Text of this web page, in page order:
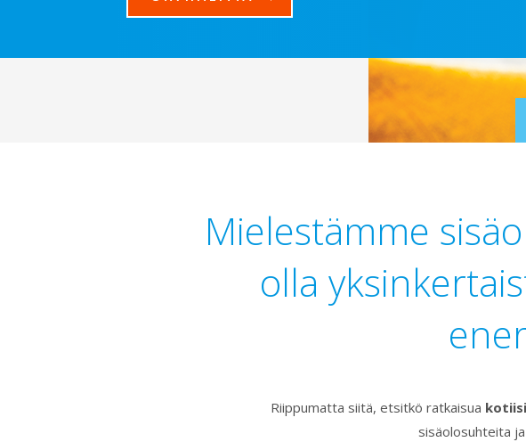
Mielestämme
olla
Riippumatta siitä, etsitkö ratkaisua kotiisi
sisäolosuhteita